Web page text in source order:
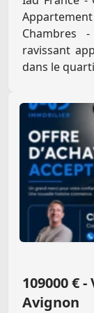
Chambres
ravissant
dans le
109000 €
Avignon